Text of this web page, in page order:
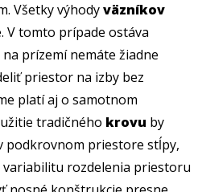
Všetky výhodyväzníkov
tomto prípade ostáva
prízemí nemáte žiadne
priestor na izby bez
platí aj o samotnom
tradičného krovu by
podkrovnom priestore stĺpy,
rozdelenia priestoru